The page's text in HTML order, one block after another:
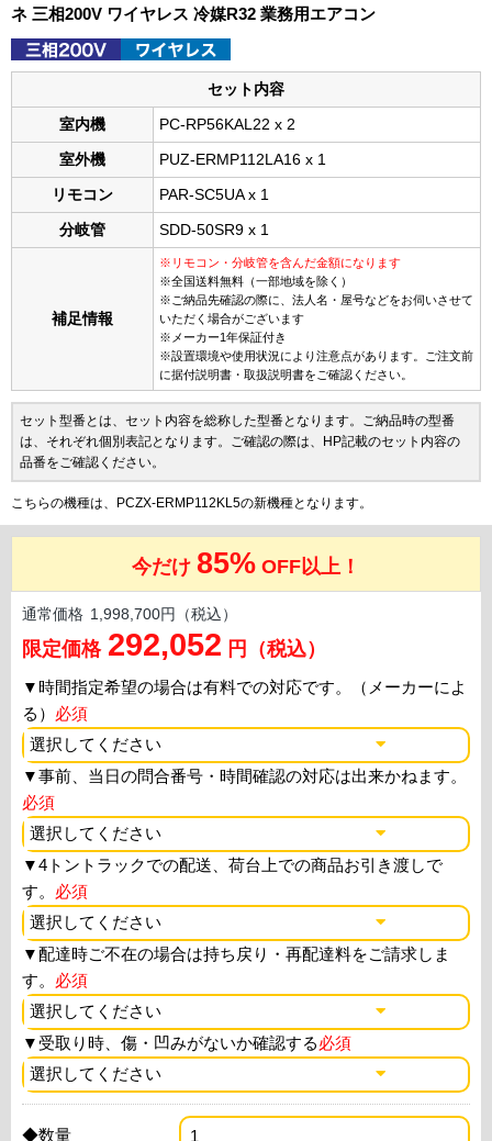
ネ 三相200V ワイヤレス 冷媒R32 業務用エアコン
セット内容
室内機 PC-RP56KAL22 x 2
室外機 PUZ-ERMP112LA16 x 1
リモコン PAR-SC5UA x 1
分岐管 SDD-50SR9 x 1
補足情報
※リモコン・分岐管を含んだ金額になります
※全国送料無料（一部地域を除く）
※ご納品先確認の際に、法人名・屋号などをお伺いさせて
いただく場合がございます
※メーカー1年保証付き
※設置環境や使用状況により注意点があります。ご注文前
に据付説明書・取扱説明書をご確認ください。
セット型番とは、セット内容を総称した型番となります。ご納品時の型番
は、それぞれ個別表記となります。ご確認の際は、HP記載のセット内容の
品番をご確認ください。
こちらの機種は、PCZX-ERMP112KL5の新機種となります。
今だけ 85% OFF以上！
通常価格 1,998,700円（税込）
限定価格 292,052 円（税込）
▼時間指定希望の場合は有料での対応です。（メーカーによ
る） 必須
▼事前、当日の問合番号・時間確認の対応は出来かねます。
必須
▼4トントラックでの配送、荷台上での商品お引き渡しで
す。 必須
▼配達時ご不在の場合は持ち戻り・再配達料をご請求しま
す。 必須
▼ 受取り時、傷・凹みがないか確認する必須
◆数量